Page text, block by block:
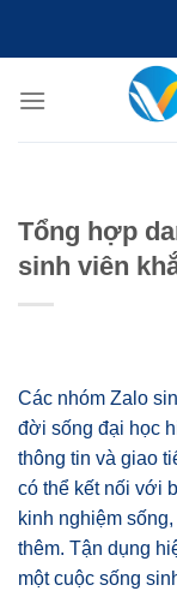
dung
Tổng hợp
sinh viên
Các nhóm Zalo
đời sống đại học
thông tin và giao
có thể kết nối với
kinh nghiệm
thêm. Tận dụng
một cuộc sống